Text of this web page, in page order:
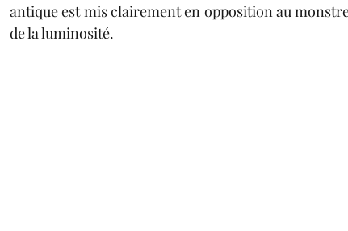
antique est mis clairement en opposition au
de la luminosité.